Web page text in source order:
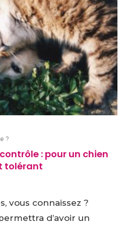
?
: pour un chien
tolérant
vous connaissez ?
d’avoir un